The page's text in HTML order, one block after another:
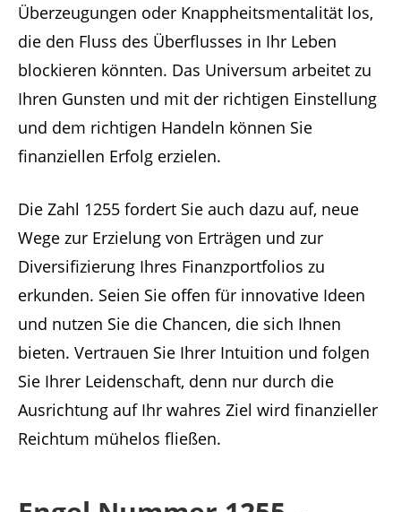
Überzeugungen oder Knappheitsmentalität los,
die den Fluss des Überflusses in Ihr Leben
blockieren könnten. Das Universum arbeitet zu
Ihren Gunsten und mit der richtigen Einstellung
und dem richtigen Handeln können Sie
finanziellen Erfolg erzielen.
Die Zahl 1255 fordert Sie auch dazu auf, neue
Wege zur Erzielung von Erträgen und zur
Diversifizierung Ihres Finanzportfolios zu
erkunden. Seien Sie offen für innovative Ideen
und nutzen Sie die Chancen, die sich Ihnen
bieten. Vertrauen Sie Ihrer Intuition und folgen
Sie Ihrer Leidenschaft, denn nur durch die
Ausrichtung auf Ihr wahres Ziel wird finanzieller
Reichtum mühelos fließen.